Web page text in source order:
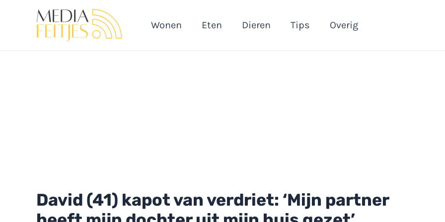
Wonen Eten Dieren Tips Overig
David (41) kapot van verdriet: ‘Mijn partner